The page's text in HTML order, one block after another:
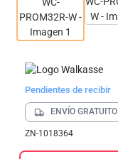
Pendientes de recibir
ENVÍO GRATUITO
ZN-1018364